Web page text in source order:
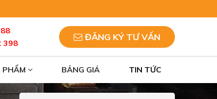
398
ĐĂNG KÝ TƯ VẤN
PHẨM BẢNG GIÁ TIN TỨC